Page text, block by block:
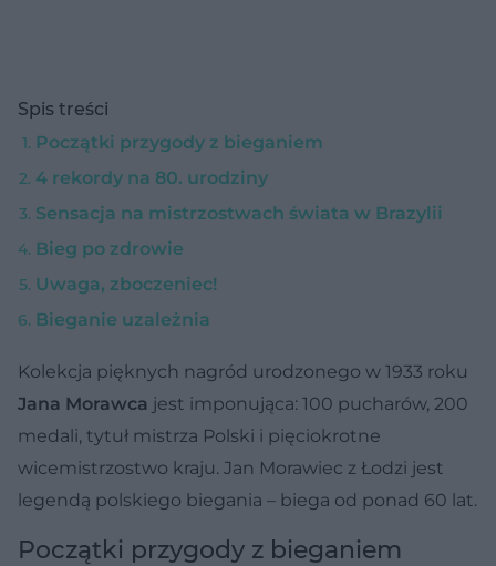
Spis treści
Początki przygody z bieganiem
4 rekordy na 80. urodziny
Sensacja na mistrzostwach świata w Brazylii
Bieg po zdrowie
Uwaga, zboczeniec!
Bieganie uzależnia
Kolekcja pięknych nagród urodzonego w 1933 roku
Jana Morawca jest imponująca: 100 pucharów, 200
medali, tytuł mistrza Polski i pięciokrotne
wicemistrzostwo kraju. Jan Morawiec z Łodzi jest
legendą polskiego biegania – biega od ponad 60 lat.
Początki przygody z bieganiem